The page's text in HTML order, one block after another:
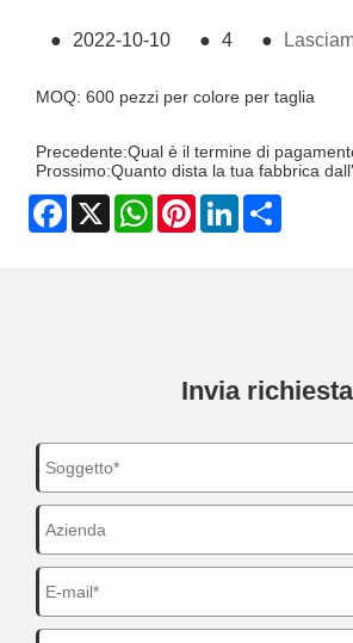
● 2022-10-10 ● 4 ●
MOQ: 600 pezzi per colore per taglia
Precedente:Qual è il termine di
Prossimo:Quanto dista la tua fabbrica
Facebook
X WhatsAppPinterestLinkedIn
Invia richiesta